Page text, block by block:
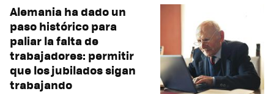
Alemania ha dado un
paso histórico para
paliar la falta de
trabajadores: permitir
que los jubilados sigan
trabajando